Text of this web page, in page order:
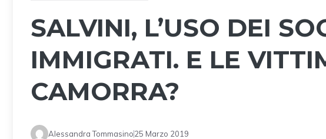
SALVINI, L’USO DEI
IMMIGRATI. E LE
CAMORRA?
Alessandra Tommasino25 Marzo 2019